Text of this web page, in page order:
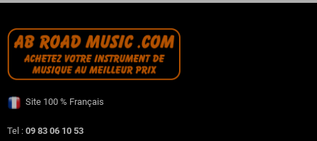
Site 100 % Français
Tel : 09 83 06 10 53